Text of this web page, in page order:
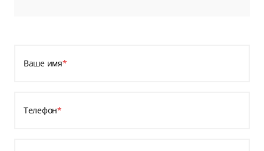
Ваше имя*
Телефон*